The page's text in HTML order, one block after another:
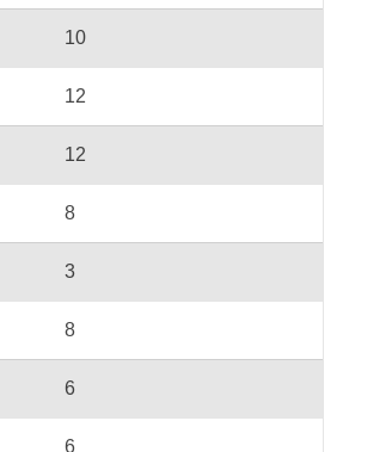
10
12
12
8
3
8
6
6